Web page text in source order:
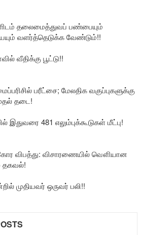
தலைமைத்துவப் பண்பையும்
வளர்த்தெடுக்க வேண்டும்!!
வீதிக்கு பூட்டு!!
பரீட்சை; மேலதிக வகுப்புகளுக்கு
தடை!
இதுவரை 481 எலும்புக்கூடுகள் மீட்பு!
விபத்து: விசாரணையில் வௌியான
தகவல்!
முதியவர் ஒருவர் பலி!!